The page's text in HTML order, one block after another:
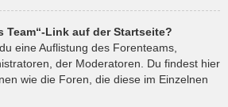
Team“-Link auf der Startseite?
eine Auflistung des Forenteams,
der Moderatoren. Du findest hier
wie die Foren, die diese im Einzelnen